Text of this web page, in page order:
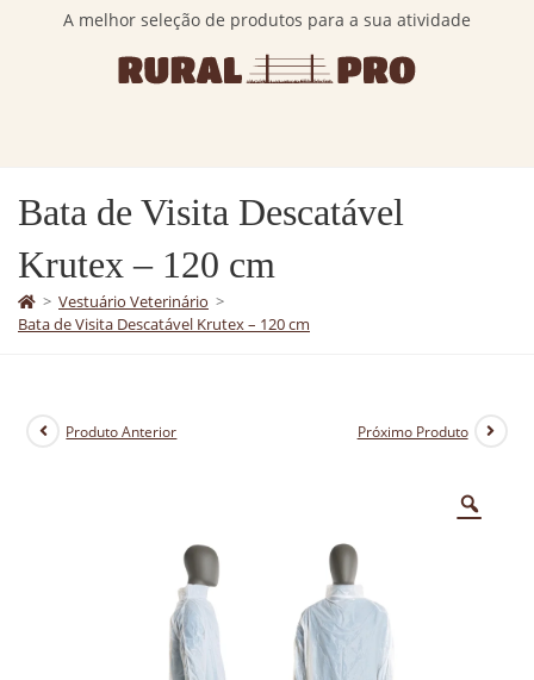
A melhor seleção de produtos para a sua atividade
Bata de Visita Descatável
Krutex – 120 cm
> Vestuário Veterinário >
Bata de Visita Descatável Krutex – 120 cm
Produto Anterior Próximo Produto